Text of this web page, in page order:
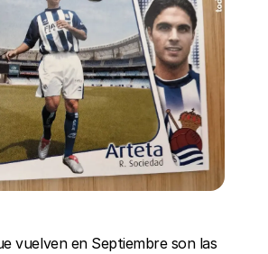
vuelven en Septiembre son las